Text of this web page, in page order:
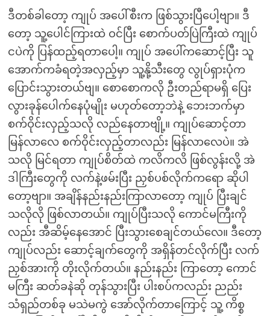
ဒီတစ်ခါတော့ ကျုပ် အပေါ်စီးက ဖြစ်သွားပြီပေါ့ဗျာ။ ဒီ
တော့ သူ့ပေါင်ကြားထဲ ဝင်ပြီး စောက်ပတ်ပြဲကြီးထဲ ကျုပ်
ငပဲကို ပြန်ထည့်ရတာပေါ့။ ကျုပ် အပေါ်ကဆောင့်ပြီး သူ
အောက်ကခံရတဲ့အလှည့်မှာ သူ့နို့သီးတွေ လွုပ်ရှားပုံက
ပြောင်းသွားတယ်ဗျ။ စောစောကလို ဦးတည်ရာမရှိ ပြေး
လွားခုန်ပေါက်နေပုံမျိုး မဟုတ်တော့ဘဲနဲ့ ဘေးဘက်မှာ
စက်ဝိုင်းလှည့်သလို လည်နေတာဗျို့။ ကျုပ်ဆောင့်တာ
မြန်လာလေ စက်ဝိုင်းလှည့်တာလည်း မြန်လာလေပဲ။ အဲ
သလို မြင်ရတာ ကျုပ်စိတ်ထဲ ကလိကလိ ဖြစ်လွန်းလို့ အဲ
ဒါကြီးတွေကို လက်နဲ့ဖမ်းပြီး ညှစ်ပစ်လိုက်ကရော ဆိုပါ
တော့ဗျာ။ အချိန်နည်းနည်းကြာလာတော့ ကျုပ် ပြီးချင်
သလိုလို ဖြစ်လာတယ်။ ကျုပ်ပြီးသလို ကောင်မကြီးကို
လည်း အီဆိမ့်နေအောင် ပြီးသွားစေချင်တယ်လေ။ ဒီတော့
ကျုပ်လည်း ဆောင့်ချက်တွေကို အရှိန်တင်လိုက်ပြီး လက်
ညှစ်အားကို တိုးလိုက်တယ်။ နည်းနည်း ကြာတော့ ကောင်
မကြီး ဆတ်ခနဲဆို တုန်သွားပြီး ပါးစပ်ကလည်း ညည်း
သံရှည်တစ်ခု မသဲမကွဲ အော်လိုက်တာကြောင့် သူ့ ကိစ္စ